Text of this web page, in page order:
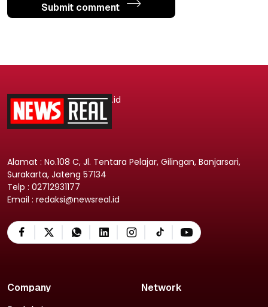
Submit comment
.id
Alamat : No.108 C, Jl. Tentara Pelajar, Gilingan, Banjarsari,
Surakarta, Jateng 57134
Telp : 02712931177
Email : redaksi@newsreal.id
Company Network